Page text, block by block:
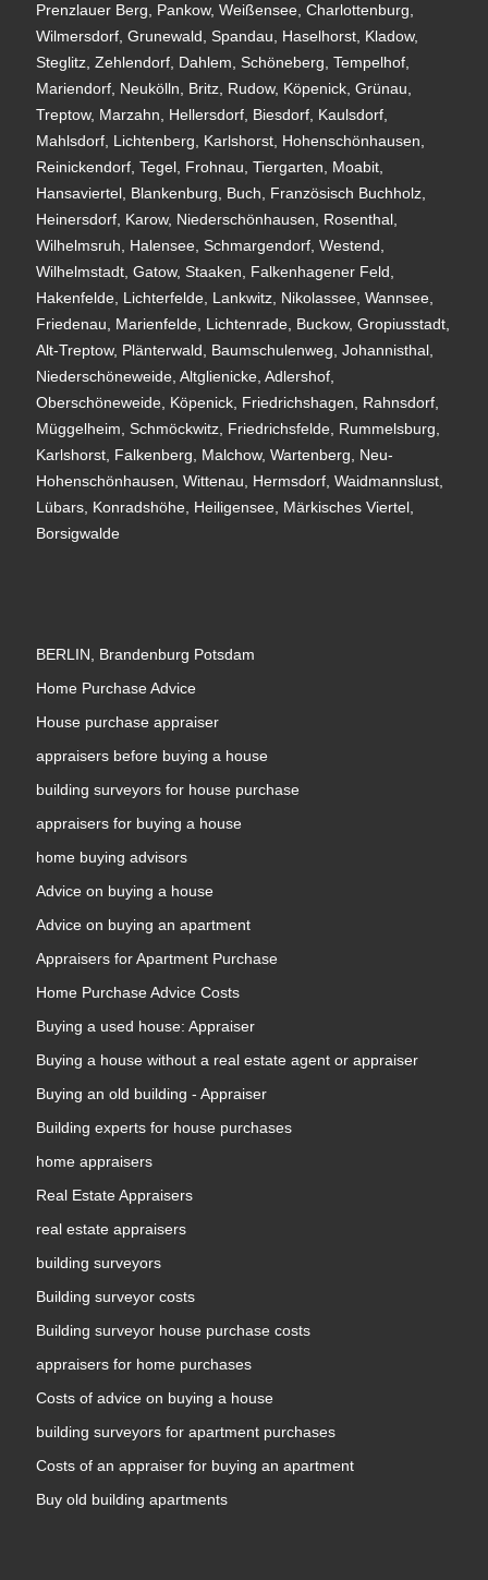
Prenzlauer Berg, Pankow, Weißensee, Charlottenburg,
Wilmersdorf, Grunewald, Spandau, Haselhorst, Kladow,
Steglitz, Zehlendorf, Dahlem, Schöneberg, Tempelhof,
Mariendorf, Neukölln, Britz, Rudow, Köpenick, Grünau,
Treptow, Marzahn, Hellersdorf, Biesdorf, Kaulsdorf,
Mahlsdorf, Lichtenberg, Karlshorst, Hohenschönhausen,
Reinickendorf, Tegel, Frohnau, Tiergarten, Moabit,
Hansaviertel, Blankenburg, Buch, Französisch Buchholz,
Heinersdorf, Karow, Niederschönhausen, Rosenthal,
Wilhelmsruh, Halensee, Schmargendorf, Westend,
Wilhelmstadt, Gatow, Staaken, Falkenhagener Feld,
Hakenfelde, Lichterfelde, Lankwitz, Nikolassee, Wannsee,
Friedenau, Marienfelde, Lichtenrade, Buckow, Gropiusstadt,
Alt-Treptow, Plänterwald, Baumschulenweg, Johannisthal,
Niederschöneweide, Altglienicke, Adlershof,
Oberschöneweide, Köpenick, Friedrichshagen, Rahnsdorf,
Müggelheim, Schmöckwitz, Friedrichsfelde, Rummelsburg,
Karlshorst, Falkenberg, Malchow, Wartenberg, Neu-
Hohenschönhausen, Wittenau, Hermsdorf, Waidmannslust,
Lübars, Konradshöhe, Heiligensee, Märkisches Viertel,
Borsigwalde
BERLIN, Brandenburg Potsdam
Home Purchase Advice
House purchase appraiser
appraisers before buying a house
building surveyors for house purchase
appraisers for buying a house
home buying advisors
Advice on buying a house
Advice on buying an apartment
Appraisers for Apartment Purchase
Home Purchase Advice Costs
Buying a used house: Appraiser
Buying a house without a real estate agent or appraiser
Buying an old building - Appraiser
Building experts for house purchases
home appraisers
Real Estate Appraisers
real estate appraisers
building surveyors
Building surveyor costs
Building surveyor house purchase costs
appraisers for home purchases
Costs of advice on buying a house
building surveyors for apartment purchases
Costs of an appraiser for buying an apartment
Buy old building apartments